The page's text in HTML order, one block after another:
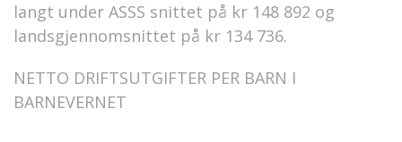
langt under ASSS snittet på kr 148 892 og
landsgjennomsnittet på kr 134 736.
NETTO DRIFTSUTGIFTER PER BARN I
BARNEVERNET